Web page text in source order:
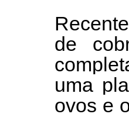
de
uma
ovos e